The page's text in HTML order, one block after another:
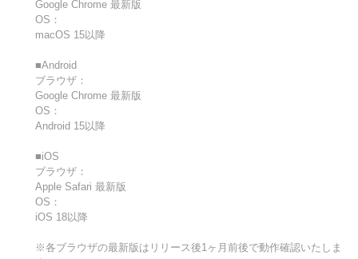
Google Chrome 最新版
OS：
macOS 15以降
■Android
ブラウザ：
Google Chrome 最新版
OS：
Android 15以降
■iOS
ブラウザ：
Apple Safari 最新版
OS：
iOS 18以降
※各ブラウザの最新版はリリース後1ヶ月前後で動作確認いたしま